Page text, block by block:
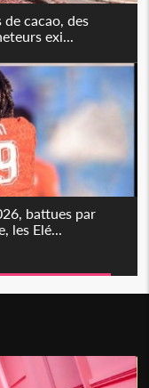
cacao, des
exi...
battues par
les Elé...